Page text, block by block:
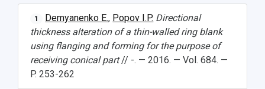
1 Demyanenko E., Popov I.P. Directional
thickness alteration of a thin-walled ring blank
using flanging and forming for the purpose of
receiving conical part// -. — 2016. — Vol. 684. —
P. 253-262